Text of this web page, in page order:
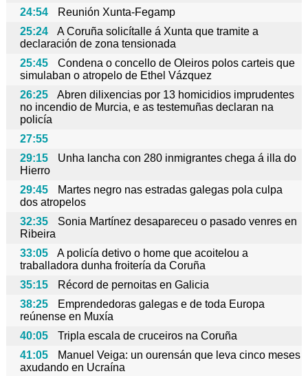
24:54
Reunión Xunta-Fegamp
25:24
A Coruña solicítalle á Xunta que tramite a
declaración de zona tensionada
25:45
Condena o concello de Oleiros polos carteis que
simulaban o atropelo de Ethel Vázquez
26:25
Abren dilixencias por 13 homicidios imprudentes
no incendio de Murcia, e as testemuñas declaran na
policía
27:55
29:15
Unha lancha con 280 inmigrantes chega á illa do
Hierro
29:45
Martes negro nas estradas galegas pola culpa
dos atropelos
32:35
Sonia Martínez desapareceu o pasado venres en
Ribeira
33:05
A policía detivo o home que acoitelou a
traballadora dunha froitería da Coruña
35:15
Récord de pernoitas en Galicia
38:25
Emprendedoras galegas e de toda Europa
reúnense en Muxía
40:05
Tripla escala de cruceiros na Coruña
41:05
Manuel Veiga: un ourensán que leva cinco meses
axudando en Ucraína